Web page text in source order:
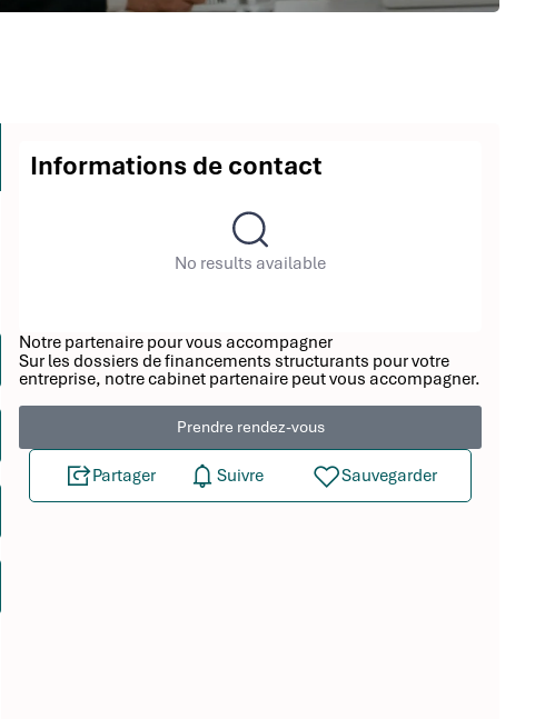
Informations de contact
No results available
Notre partenaire pour vous accompagner
Sur les dossiers de financements structurants pour votre
entreprise, notre cabinet partenaire peut vous accompagner.
Prendre rendez-vous
Partager Suivre Sauvegarder